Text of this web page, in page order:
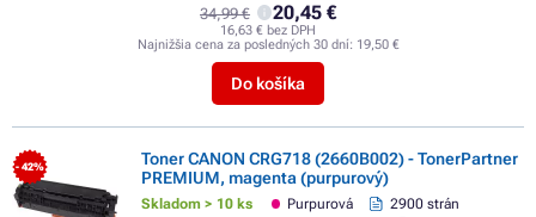
34,99 € 20,45 €
16,63 € bez DPH
Najnižšia cena za posledných 30 dní: 19,50 €
Do košíka
- 42%
Toner CANON CRG718 (2660B002) - TonerPartner
PREMIUM, magenta (purpurový)
Skladom > 10 ks Purpurová
2900 strán